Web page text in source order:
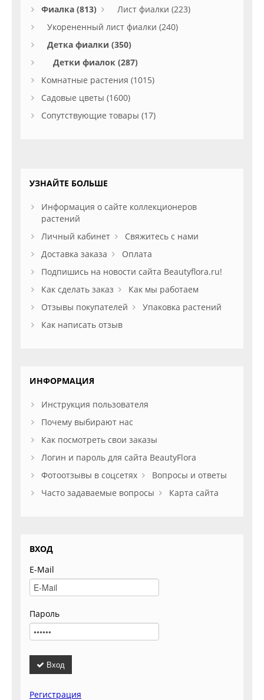
Фиалка (813)
Лист фиалки (223)
Укорененный лист фиалки (240)
Детка фиалки (350)
Детки фиалок (287)
Комнатные растения (1015)
Садовые цветы (1600)
Сопутствующие товары (17)
УЗНАЙТЕ БОЛЬШЕ
Информация о сайте коллекционеров
растений
Личный кабинет
Свяжитесь с нами
Доставка заказа
Оплата
Подпишись на новости сайта Beautyflora.ru!
Как сделать заказ
Как мы работаем
Отзывы покупателей
Упаковка растений
Как написать отзыв
ИНФОРМАЦИЯ
Инструкция пользователя
Почему выбирают нас
Как посмотреть свои заказы
Логин и пароль для сайта BeautyFlora
Фотоотзывы в соцсетях
Вопросы и ответы
Часто задаваемые вопросы
Карта сайта
ВХОД
E-Mail
Пароль
Вход
Регистрация